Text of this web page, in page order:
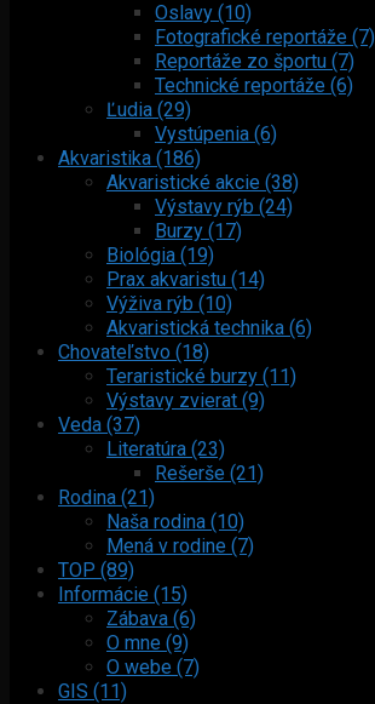
Oslavy (10)
Fotografické reportáže (7)
Reportáže zo športu (7)
Technické reportáže (6)
Ľudia (29)
Vystúpenia (6)
Akvaristika (186)
Akvaristické akcie (38)
Výstavy rýb (24)
Burzy (17)
Biológia (19)
Prax akvaristu (14)
Výživa rýb (10)
Akvaristická technika (6)
Chovateľstvo (18)
Teraristické burzy (11)
Výstavy zvierat (9)
Veda (37)
Literatúra (23)
Rešerše (21)
Rodina (21)
Naša rodina (10)
Mená v rodine (7)
TOP (89)
Informácie (15)
Zábava (6)
O mne (9)
O webe (7)
GIS (11)